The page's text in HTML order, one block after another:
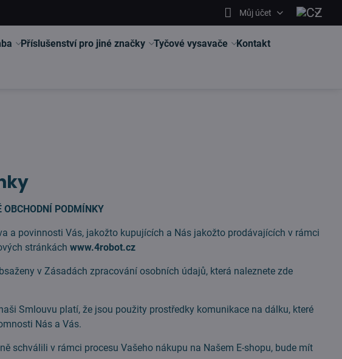
Můj účet
Příslušenství pro jiné značky Tyčové vysavače Kontakt
OBCHODNÍ PODMÍNKY
a povinnosti Vás, jakožto kupujících a Nás jakožto prodávajících v rámci
stránkáchwww.4robot.cz
v Zásadách zpracování osobních údajů, která naleznete zde
Smlouvu platí, že jsou použity prostředky komunikace na dálku, které
Nás a Vás.
schválili v rámci procesu Vašeho nákupu na Našem E-shopu, bude mít